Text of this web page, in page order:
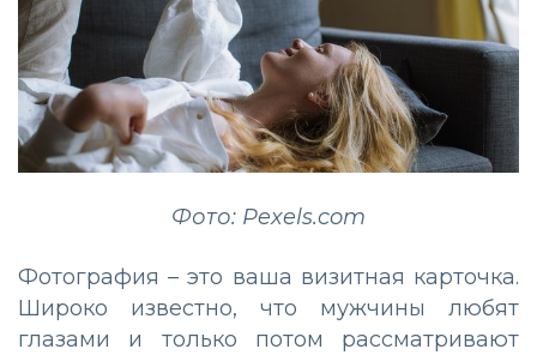
Фото: Pexels.com
Фотография – это ваша визитная карточка.
Широко известно, что мужчины любят
глазами и только потом рассматривают